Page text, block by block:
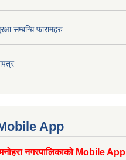
सम्बन्धि फारामहरु
Mobile App
नगरपालिकाको Mobile App